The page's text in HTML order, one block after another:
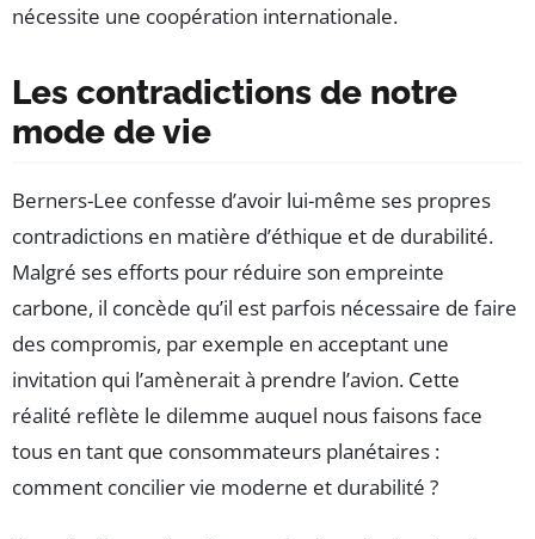
nécessite une coopération internationale.
Les contradictions de notre
mode de vie
Berners-Lee confesse d’avoir lui-même ses propres
contradictions en matière d’éthique et de durabilité.
Malgré ses efforts pour réduire son empreinte
carbone, il concède qu’il est parfois nécessaire de faire
des compromis, par exemple en acceptant une
invitation qui l’amènerait à prendre l’avion. Cette
réalité reflète le dilemme auquel nous faisons face
tous en tant que consommateurs planétaires :
comment concilier vie moderne et durabilité ?